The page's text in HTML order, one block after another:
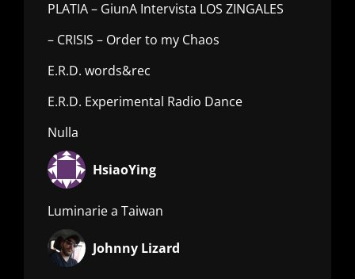
PLATIA – GiunA Intervista LOS ZINGALES
– CRISIS – Order to my Chaos
E.R.D. words&rec
E.R.D. Experimental Radio Dance
Nulla
HsiaoYing
Luminarie a Taiwan
Johnny Lizard